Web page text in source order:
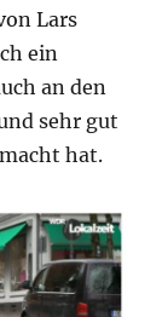
Lars
ein
an den
sehr gut
hat.